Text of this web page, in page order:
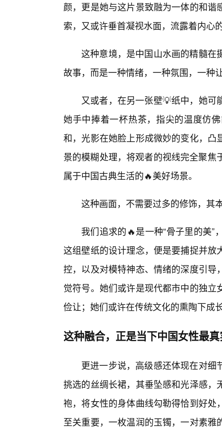
颜，更是她与这片景致融为一体的和
索，又或许垂首凝视水面，流露着内心
这种意境，是中国山水画的精髓在
故事，而是一种情绪，一种氛围，一种
又或者，在另一张壁💡纸中，她
她手中捧着一杯热茶，指尖的温度仿
和，光影在她脸上形成微妙的变化，
景的模糊处理，将观者的视线完全聚
属于中国古典生活的🔥美好场景。
这种画面，不需要过多的修饰，其
我们追求的🔥是一种“骨子里的美
这组壁纸的设计理念，便是要捕捉并
控，以及对模特神态、情绪的深度引
觉符号。她们或许是现代都市中的独
俭让；她们或许在传统文化的熏陶下成
这种融合，正是当下中国女性最
更进一步说，高级感还体现在对
挑选的丝绸长裙，其垂坠感和光泽感
袍，将女性的身体曲线勾勒得恰到好
至关重要，一枚温润的玉镯，一对素